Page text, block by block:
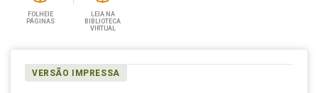
FOLHEIE
PÁGINAS
LEIA NA
BIBLIOTECA
VIRTUAL
VERSÃO IMPRESSA